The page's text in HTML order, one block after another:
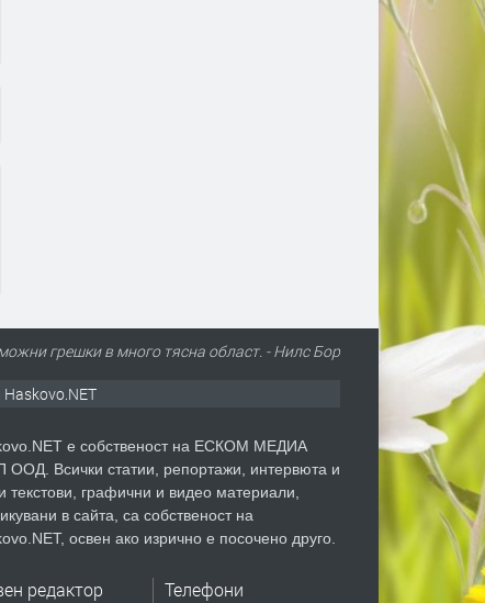
грешки в много тясна област. - Нилс Бор
Haskovo.NET
е собственост на ЕСКОМ МЕДИА
ООД. Всички статии, репортажи, интервюта и
текстови, графични и видео материали,
в сайта, са собственост на
освен ако изрично е посочено друго.
редактор Телефони